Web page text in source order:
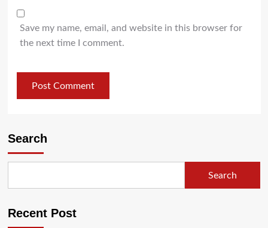
Save my name, email, and website in this browser for
the next time I comment.
Search
Search
Recent Post